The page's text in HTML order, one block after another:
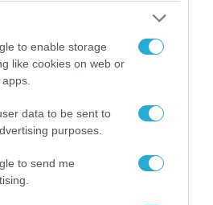
to enable storage
like cookies on web or
data to be sent to
purposes.
to send me
Η ανάρτηση του Αρκά για
στις πυρκαγιές της